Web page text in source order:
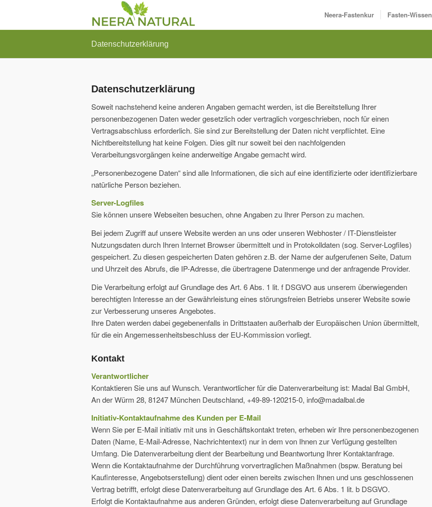
Neera-Fastenkur Fasten-Wissen
Datenschutzerklärung
Datenschutzerklärung
Soweit nachstehend keine anderen Angaben gemacht werden, ist die Bereitstellung Ihrer
personenbezogenen Daten weder gesetzlich oder vertraglich vorgeschrieben, noch für einen
Vertragsabschluss erforderlich. Sie sind zur Bereitstellung der Daten nicht verpflichtet. Eine
Nichtbereitstellung hat keine Folgen. Dies gilt nur soweit bei den nachfolgenden
Verarbeitungsvorgängen keine anderweitige Angabe gemacht wird.
„Personenbezogene Daten“ sind alle Informationen, die sich auf eine identifizierte oder identifizierbare
natürliche Person beziehen.
Server-Logfiles
Sie können unsere Webseiten besuchen, ohne Angaben zu Ihrer Person zu machen.
Bei jedem Zugriff auf unsere Website werden an uns oder unseren Webhoster / IT-Dienstleister
Nutzungsdaten durch Ihren Internet Browser übermittelt und in Protokolldaten (sog. Server-Logfiles)
gespeichert. Zu diesen gespeicherten Daten gehören z.B. der Name der aufgerufenen Seite, Datum
und Uhrzeit des Abrufs, die IP-Adresse, die übertragene Datenmenge und der anfragende Provider.
Die Verarbeitung erfolgt auf Grundlage des Art. 6 Abs. 1 lit. f DSGVO aus unserem überwiegenden
berechtigten Interesse an der Gewährleistung eines störungsfreien Betriebs unserer Website sowie
zur Verbesserung unseres Angebotes.
Ihre Daten werden dabei gegebenenfalls in Drittstaaten außerhalb der Europäischen Union übermittelt,
für die ein Angemessenheitsbeschluss der EU-Kommission vorliegt.
Kontakt
Verantwortlicher
Kontaktieren Sie uns auf Wunsch. Verantwortlicher für die Datenverarbeitung ist: Madal Bal GmbH,
An der Würm 28, 81247 München Deutschland, +49-89-120215-0, info@madalbal.de
Initiativ-Kontaktaufnahme des Kunden per E-Mail
Wenn Sie per E-Mail initiativ mit uns in Geschäftskontakt treten, erheben wir Ihre personenbezogenen
Daten (Name, E-Mail-Adresse, Nachrichtentext) nur in dem von Ihnen zur Verfügung gestellten
Umfang. Die Datenverarbeitung dient der Bearbeitung und Beantwortung Ihrer Kontaktanfrage.
Wenn die Kontaktaufnahme der Durchführung vorvertraglichen Maßnahmen (bspw. Beratung bei
Kaufinteresse, Angebotserstellung) dient oder einen bereits zwischen Ihnen und uns geschlossenen
Vertrag betrifft, erfolgt diese Datenverarbeitung auf Grundlage des Art. 6 Abs. 1 lit. b DSGVO.
Erfolgt die Kontaktaufnahme aus anderen Gründen, erfolgt diese Datenverarbeitung auf Grundlage